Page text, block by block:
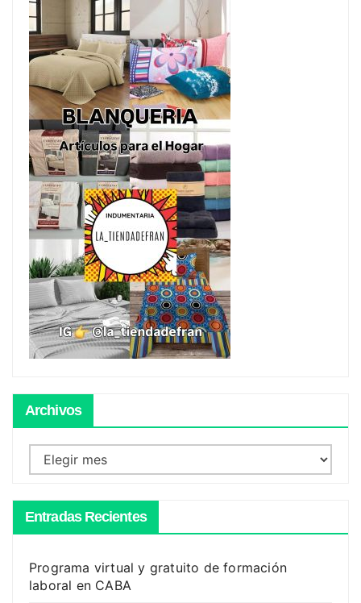
Archivos
Archivos
Entradas Recientes
Programa virtual y gratuito de formación
laboral en CABA